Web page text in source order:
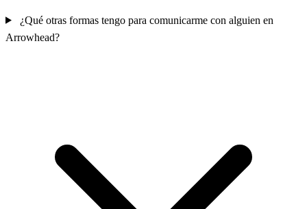
¿Qué otras formas tengo para comunicarme con alguien en
Arrowhead?